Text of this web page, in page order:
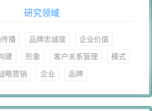
研究领域
播 品牌忠诚度
企业价值
建 形象 客户关系管理
模式
略营销
企业 品牌